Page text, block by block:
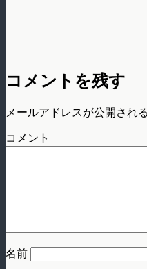
コメントを残す
メールアドレスが公開され
コメント
名前